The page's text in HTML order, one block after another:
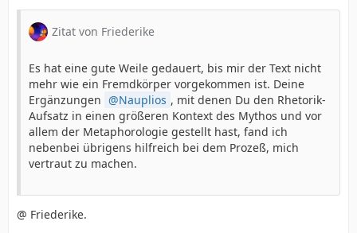
Zitat von Friederike
Es hat eine gute Weile gedauert, bis mir der Text nicht
mehr wie ein Fremdkörper vorgekommen ist. Deine
Ergänzungen
Nauplios , mit denen Du den Rhetorik-
Aufsatz in einen größeren Kontext des Mythos und vor
allem der Metaphorologie gestellt hast, fand ich
nebenbei übrigens hilfreich bei dem Prozeß, mich
vertraut zu machen.
@ Friederike.